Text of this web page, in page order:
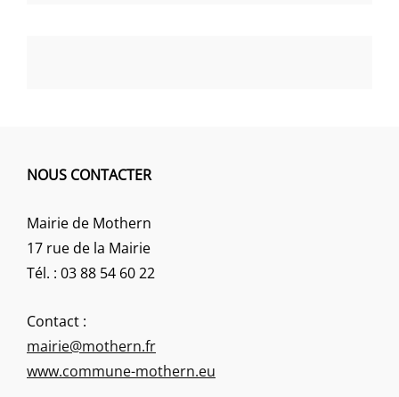
NOUS CONTACTER
Mairie de Mothern
17 rue de la Mairie
Tél. : 03 88 54 60 22
Contact :
mairie@mothern.fr
www.commune-mothern.eu